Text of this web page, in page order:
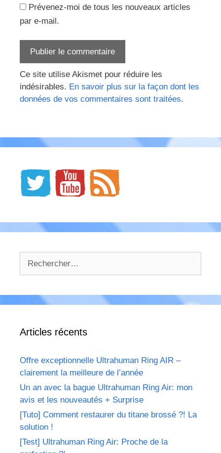
Prévenez-moi de tous les nouveaux articles
par e-mail.
Ce site utilise Akismet pour réduire les
indésirables. En savoir plus sur la façon dont les
données de vos commentaires sont traitées.
Articles récents
Offre exceptionnelle Ultrahuman Ring AIR –
clairement la meilleure de l’année
Un an avec la bague Ultrahuman Ring Air: mon
avis et les nouveautés + Surprise
[Tuto] Comment restaurer du titane brossé ?! La
solution !
[Test] Ultrahuman Ring Air: Proche de la